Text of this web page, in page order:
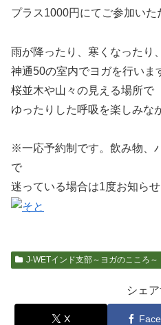
プラス1000円にてご参加いた
雨が降ったり、寒くなったり
神通50の室内でヨガを行いま
桜並木や山々の見える場所で
ゆったりした呼吸を楽しみな
※一応予約制です。飲み物、
で
迷っている場合は1度お知らせ
J-WETインド支部～ヨガのこころ～
シェ
X